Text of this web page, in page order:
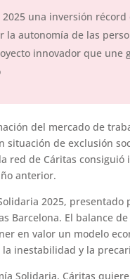
una inversión
autonomía de las
innovador que une
del mercado de
situación de exclusión
red de Cáritas
anterior.
2025, presentado
Barcelona. El balance
en valor un modelo
inestabilidad y la
Solidaria, Cáritas